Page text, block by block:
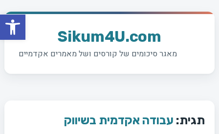
Skip
Sikum4U.com
מאגר סיכומים של קורסים ושל מאמרים אקדמיים
תגית: עבודה אקדמית בשיווק
פתח